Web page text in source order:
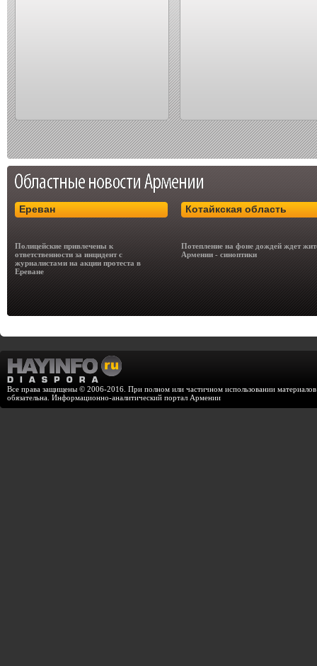
Ереван
Полицейские привлечены к
ответственности за инцидент с
журналистами на акции протеста в
Ереване
Котайкская область
Потепление на фоне дождей ждет
Армении - синоптики
Все права защищены © 2006-2016. При полном или частичном использовании
обязательна. Информационно-аналитический портал Армении